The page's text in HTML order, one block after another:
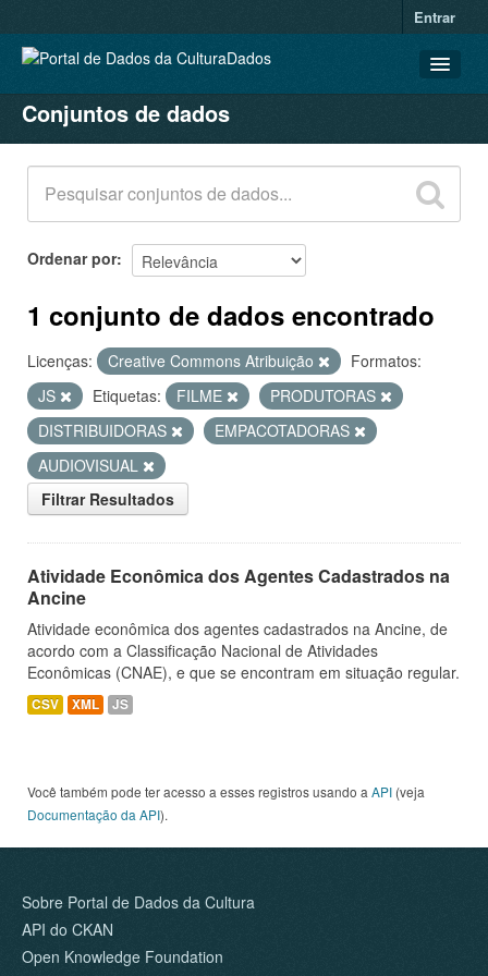
Entrar
CONJUNTOS DE DADOS
ORGANIZAÇÕES
GRUPOS
SOBRE
Conjuntos de dados
Ordenar por
1 conjunto de dados encontrado
Licenças: Creative Commons Atribuição
Formatos:
JS
Etiquetas: FILME
PRODUTORAS
DISTRIBUIDORAS
EMPACOTADORAS
AUDIOVISUAL
Filtrar Resultados
Atividade Econômica dos Agentes Cadastrados na
Ancine
Atividade econômica dos agentes cadastrados na Ancine, de
acordo com a Classificação Nacional de Atividades
Econômicas (CNAE), e que se encontram em situação regular.
CSV XML JS
Você também pode ter acesso a esses registros usando a API (veja
Documentação da API).
Sobre Portal de Dados da Cultura
API do CKAN
Open Knowledge Foundation